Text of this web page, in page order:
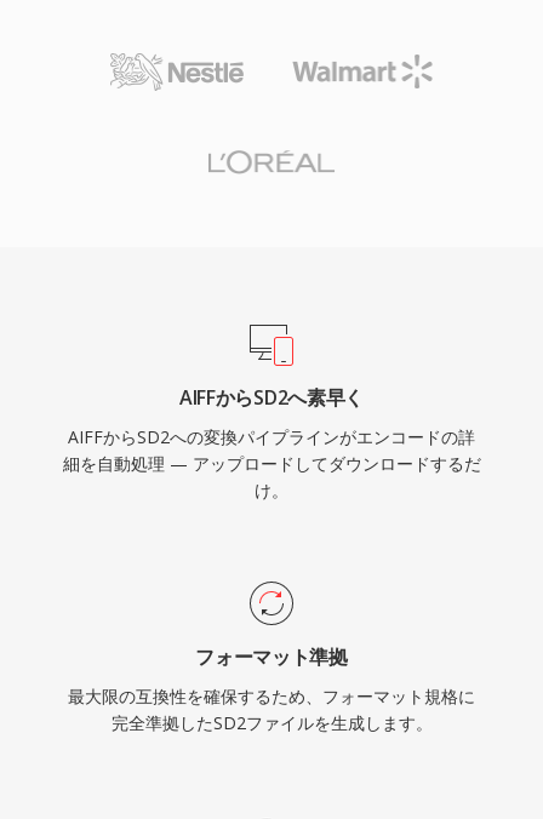
AIFFからSD2へ素早く
AIFFからSD2への変換パイプラインがエンコードの詳
細を自動処理 — アップロードしてダウンロードするだ
け。
フォーマット準拠
最大限の互換性を確保するため、フォーマット規格に
完全準拠したSD2ファイルを生成します。